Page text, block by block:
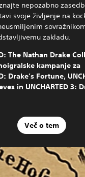
nepozabno
svoje življenje na
zakladu.
The Nathan Drake
kampanje za
Drake’s Fortune,
in UNCHARTED 3:
Več o tem